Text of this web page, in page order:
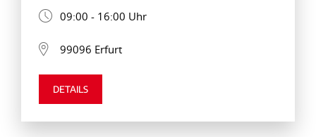
09:00 - 16:00 Uhr
99096 Erfurt
DETAILS